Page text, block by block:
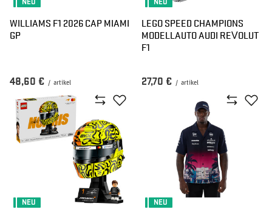
NEU
WILLIAMS F1 2026 CAP MIAMI
GP
48,60 € / artikel
NEU
LEGO SPEED CHAMPIONS
MODELLAUTO AUDI REVOLUT
F1
27,70 € / artikel
NEU NEU